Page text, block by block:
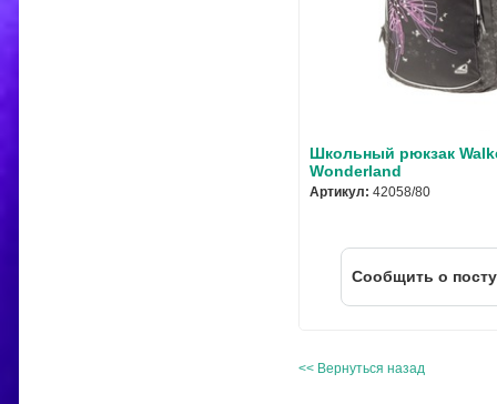
Школьный рюкзак
Wonderland
Артикул: 42058/80
Cообщить о
<< Вернуться назад